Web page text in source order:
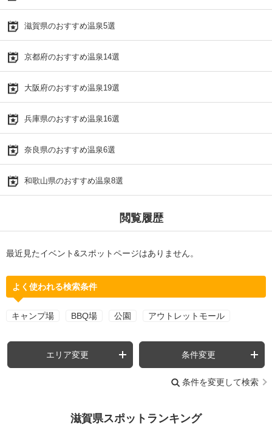
滋賀県のおすすめ温泉5選
京都府のおすすめ温泉14選
大阪府のおすすめ温泉19選
兵庫県のおすすめ温泉16選
奈良県のおすすめ温泉6選
和歌山県のおすすめ温泉8選
閲覧履歴
最近見たイベント&スポットページはありません。
よく使われる検索条件
キャンプ場 BBQ場 公園 アウトレットモール
エリア変更 条件変更
条件を変更して検索
滋賀県スポットランキング